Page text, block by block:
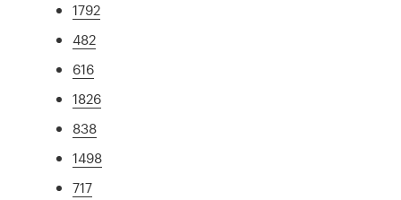
1792
482
616
1826
838
1498
717